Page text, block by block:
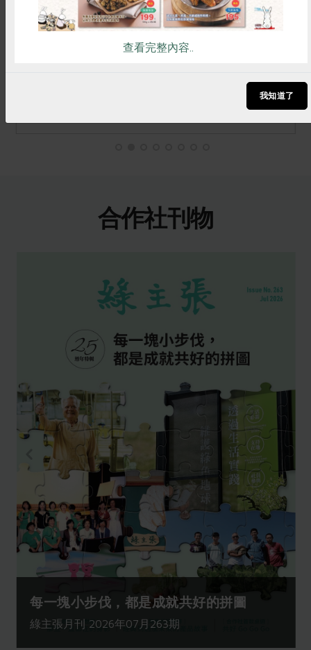
【一籃菜．真心話】第13季於3/2(一)正式開播！
合作社刊物
每一塊小步伐，都是成就共好的拼圖
綠主張月刊 2026年07月263期
查看完整內容..
我知道了